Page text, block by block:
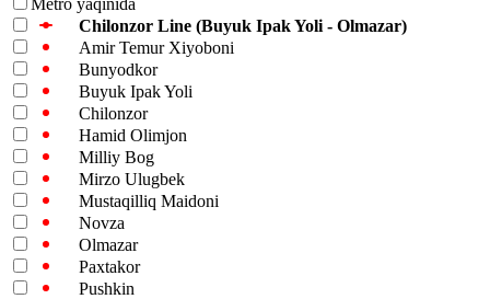
Chilonzor Line (Buyuk Ipak Yoli - Olmazar)
Amir Temur Xiyoboni
Bunyodkor
Buyuk Ipak Yoli
Chilonzor
Hamid Olimjon
Milliy Bog
Mirzo Ulugbek
Mustaqilliq Maidoni
Novza
Olmazar
Paxtakor
Pushkin